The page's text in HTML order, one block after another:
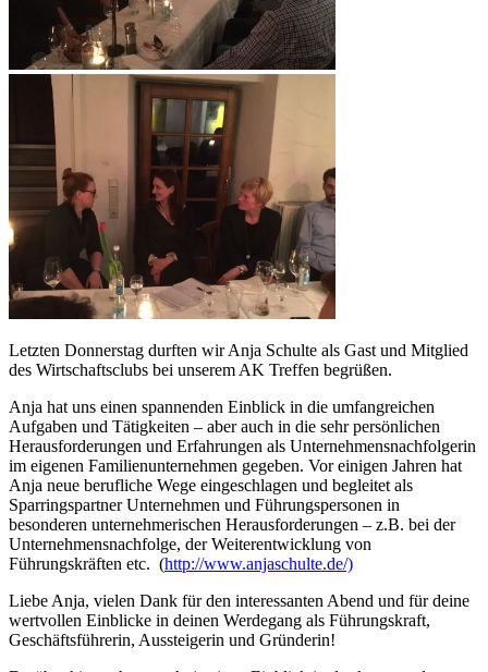
Letzten Donnerstag durften wir Anja Schulte als Gast und Mitglied
des Wirtschaftsclubs bei unserem AK Treffen begrüßen.
Anja hat uns einen spannenden Einblick in die umfangreichen
Aufgaben und Tätigkeiten – aber auch in die sehr persönlichen
Herausforderungen und Erfahrungen als Unternehmensnachfolgerin
im eigenen Familienunternehmen gegeben. Vor einigen Jahren hat
Anja neue berufliche Wege eingeschlagen und begleitet als
Sparringspartner Unternehmen und Führungspersonen in
besonderen unternehmerischen Herausforderungen – z.B. bei der
Unternehmensnachfolge, der Weiterentwicklung von
Führungskräften etc. (http://www.anjaschulte.de/)
Liebe Anja, vielen Dank für den interessanten Abend und für deine
wertvollen Einblicke in deinen Werdegang als Führungskraft,
Geschäftsführerin, Aussteigerin und Gründerin!